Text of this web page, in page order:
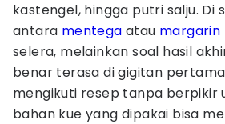
kastengel, hingga putri salju. Di
antara mentega atau margarin
selera, melainkan soal hasil
benar terasa di gigitan
mengikuti resep tanpa berpikir
bahan kue yang dipakai bisa